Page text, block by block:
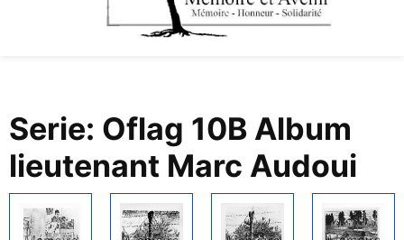
Serie: Oflag 10B Album
lieutenant Marc Audoui